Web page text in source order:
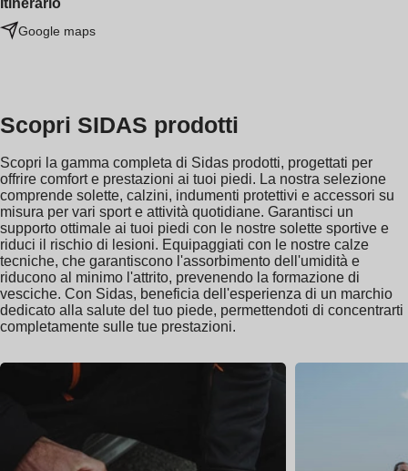
Itinerario
Google maps
Scopri SIDAS prodotti
Scopri la gamma completa di Sidas prodotti, progettati per
offrire comfort e prestazioni ai tuoi piedi. La nostra selezione
comprende solette, calzini, indumenti protettivi e accessori su
misura per vari sport e attività quotidiane. Garantisci un
supporto ottimale ai tuoi piedi con le nostre solette sportive e
riduci il rischio di lesioni. Equipaggiati con le nostre calze
tecniche, che garantiscono l'assorbimento dell'umidità e
riducono al minimo l'attrito, prevenendo la formazione di
vesciche. Con Sidas, beneficia dell'esperienza di un marchio
dedicato alla salute del tuo piede, permettendoti di concentrarti
completamente sulle tue prestazioni.